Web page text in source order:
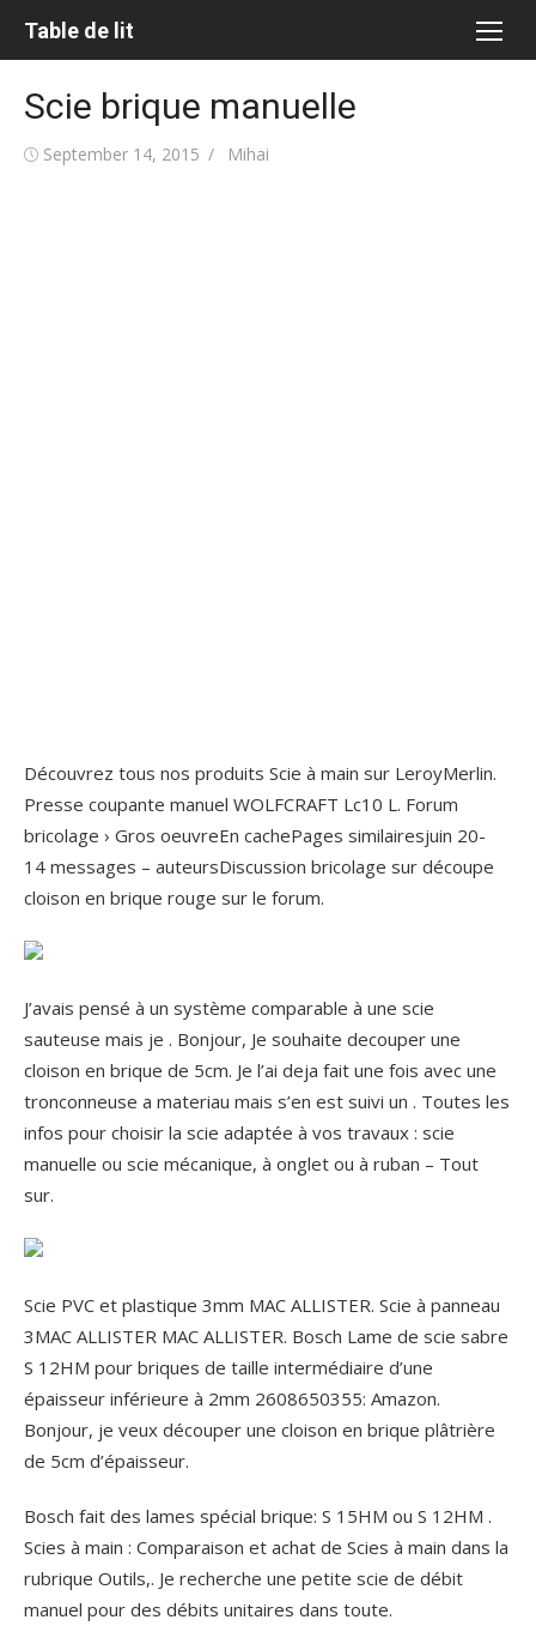
Table de lit
Scie brique manuelle
Posted
September 14, 2015 Author
Mihai
Découvrez tous nos produits Scie à main sur LeroyMerlin.
Presse coupante manuel WOLFCRAFT Lc10 L. Forum
bricolage › Gros oeuvreEn cachePages similairesjuin 20-
14 messages – ‎auteursDiscussion bricolage sur découpe
cloison en brique rouge sur le forum.
J’avais pensé à un système comparable à une scie
sauteuse mais je . Bonjour, Je souhaite decouper une
cloison en brique de 5cm. Je l’ai deja fait une fois avec une
tronconneuse a materiau mais s’en est suivi un . Toutes les
infos pour choisir la scie adaptée à vos travaux : scie
manuelle ou scie mécanique, à onglet ou à ruban – Tout
sur.
Scie PVC et plastique 3mm MAC ALLISTER. Scie à panneau
3MAC ALLISTER MAC ALLISTER. Bosch Lame de scie sabre
S 12HM pour briques de taille intermédiaire d’une
épaisseur inférieure à 2mm 2608650355: Amazon.
Bonjour, je veux découper une cloison en brique plâtrière
de 5cm d’épaisseur.
Bosch fait des lames spécial brique: S 15HM ou S 12HM .
Scies à main : Comparaison et achat de Scies à main dans la
rubrique Outils,. Je recherche une petite scie de débit
manuel pour des débits unitaires dans toute.